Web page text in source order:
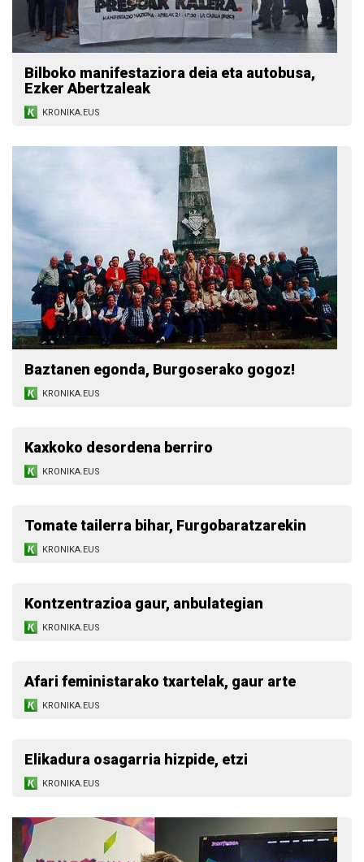
Bilboko manifestaziora deia eta autobusa,
Ezker Abertzaleak
KRONIKA.EUS
Baztanen egonda, Burgoserako gogoz!
KRONIKA.EUS
Kaxkoko desordena berriro
KRONIKA.EUS
Tomate tailerra bihar, Furgobaratzarekin
KRONIKA.EUS
Kontzentrazioa gaur, anbulategian
KRONIKA.EUS
Afari feministarako txartelak, gaur arte
KRONIKA.EUS
Elikadura osagarria hizpide, etzi
KRONIKA.EUS